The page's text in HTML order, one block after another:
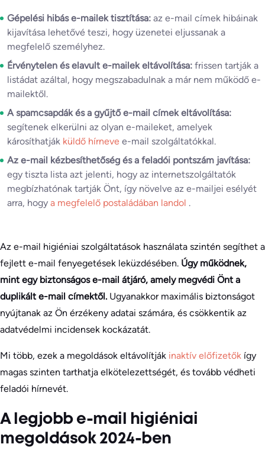
Gépelési hibás e-mailek tisztítása: az e-mail címek hibáinak
kijavítása lehetővé teszi, hogy üzenetei eljussanak a
megfelelő személyhez.
Érvénytelen és elavult e-mailek eltávolítása: frissen tartják a
listádat azáltal, hogy megszabadulnak a már nem működő e-
mailektől.
A spamcsapdák és a gyűjtő e-mail címek eltávolítása:
segítenek elkerülni az olyan e-maileket, amelyek
károsíthatják küldő hírneve e-mail szolgáltatókkal.
Az e-mail kézbesíthetőség és a feladói pontszám javítása:
egy tiszta lista azt jelenti, hogy az internetszolgáltatók
megbízhatónak tartják Önt, így növelve az e-mailjei esélyét
arra, hogy a megfelelő postaládában landol .
Az e-mail higiéniai szolgáltatások használata szintén segíthet a
fejlett e-mail fenyegetések leküzdésében. Úgy működnek,
mint egy biztonságos e-mail átjáró, amely megvédi Önt a
duplikált e-mail címektől. Ugyanakkor maximális biztonságot
nyújtanak az Ön érzékeny adatai számára, és csökkentik az
adatvédelmi incidensek kockázatát.
Mi több, ezek a megoldások eltávolítják inaktív előfizetők így
magas szinten tarthatja elkötelezettségét, és tovább védheti
feladói hírnevét.
A legjobb e-mail higiéniai
megoldások 2024-ben